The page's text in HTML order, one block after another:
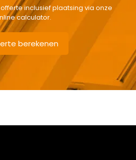
inclusief plaatsing via onze
calculator.
berekenen